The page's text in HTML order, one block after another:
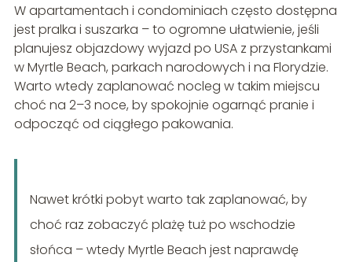
W apartamentach i condominiach często dostępna
jest pralka i suszarka – to ogromne ułatwienie, jeśli
planujesz objazdowy wyjazd po USA z przystankami
w Myrtle Beach, parkach narodowych i na Florydzie.
Warto wtedy zaplanować nocleg w takim miejscu
choć na 2–3 noce, by spokojnie ogarnąć pranie i
odpocząć od ciągłego pakowania.
Nawet krótki pobyt warto tak zaplanować, by
choć raz zobaczyć plażę tuż po wschodzie
słońca – wtedy Myrtle Beach jest naprawdę